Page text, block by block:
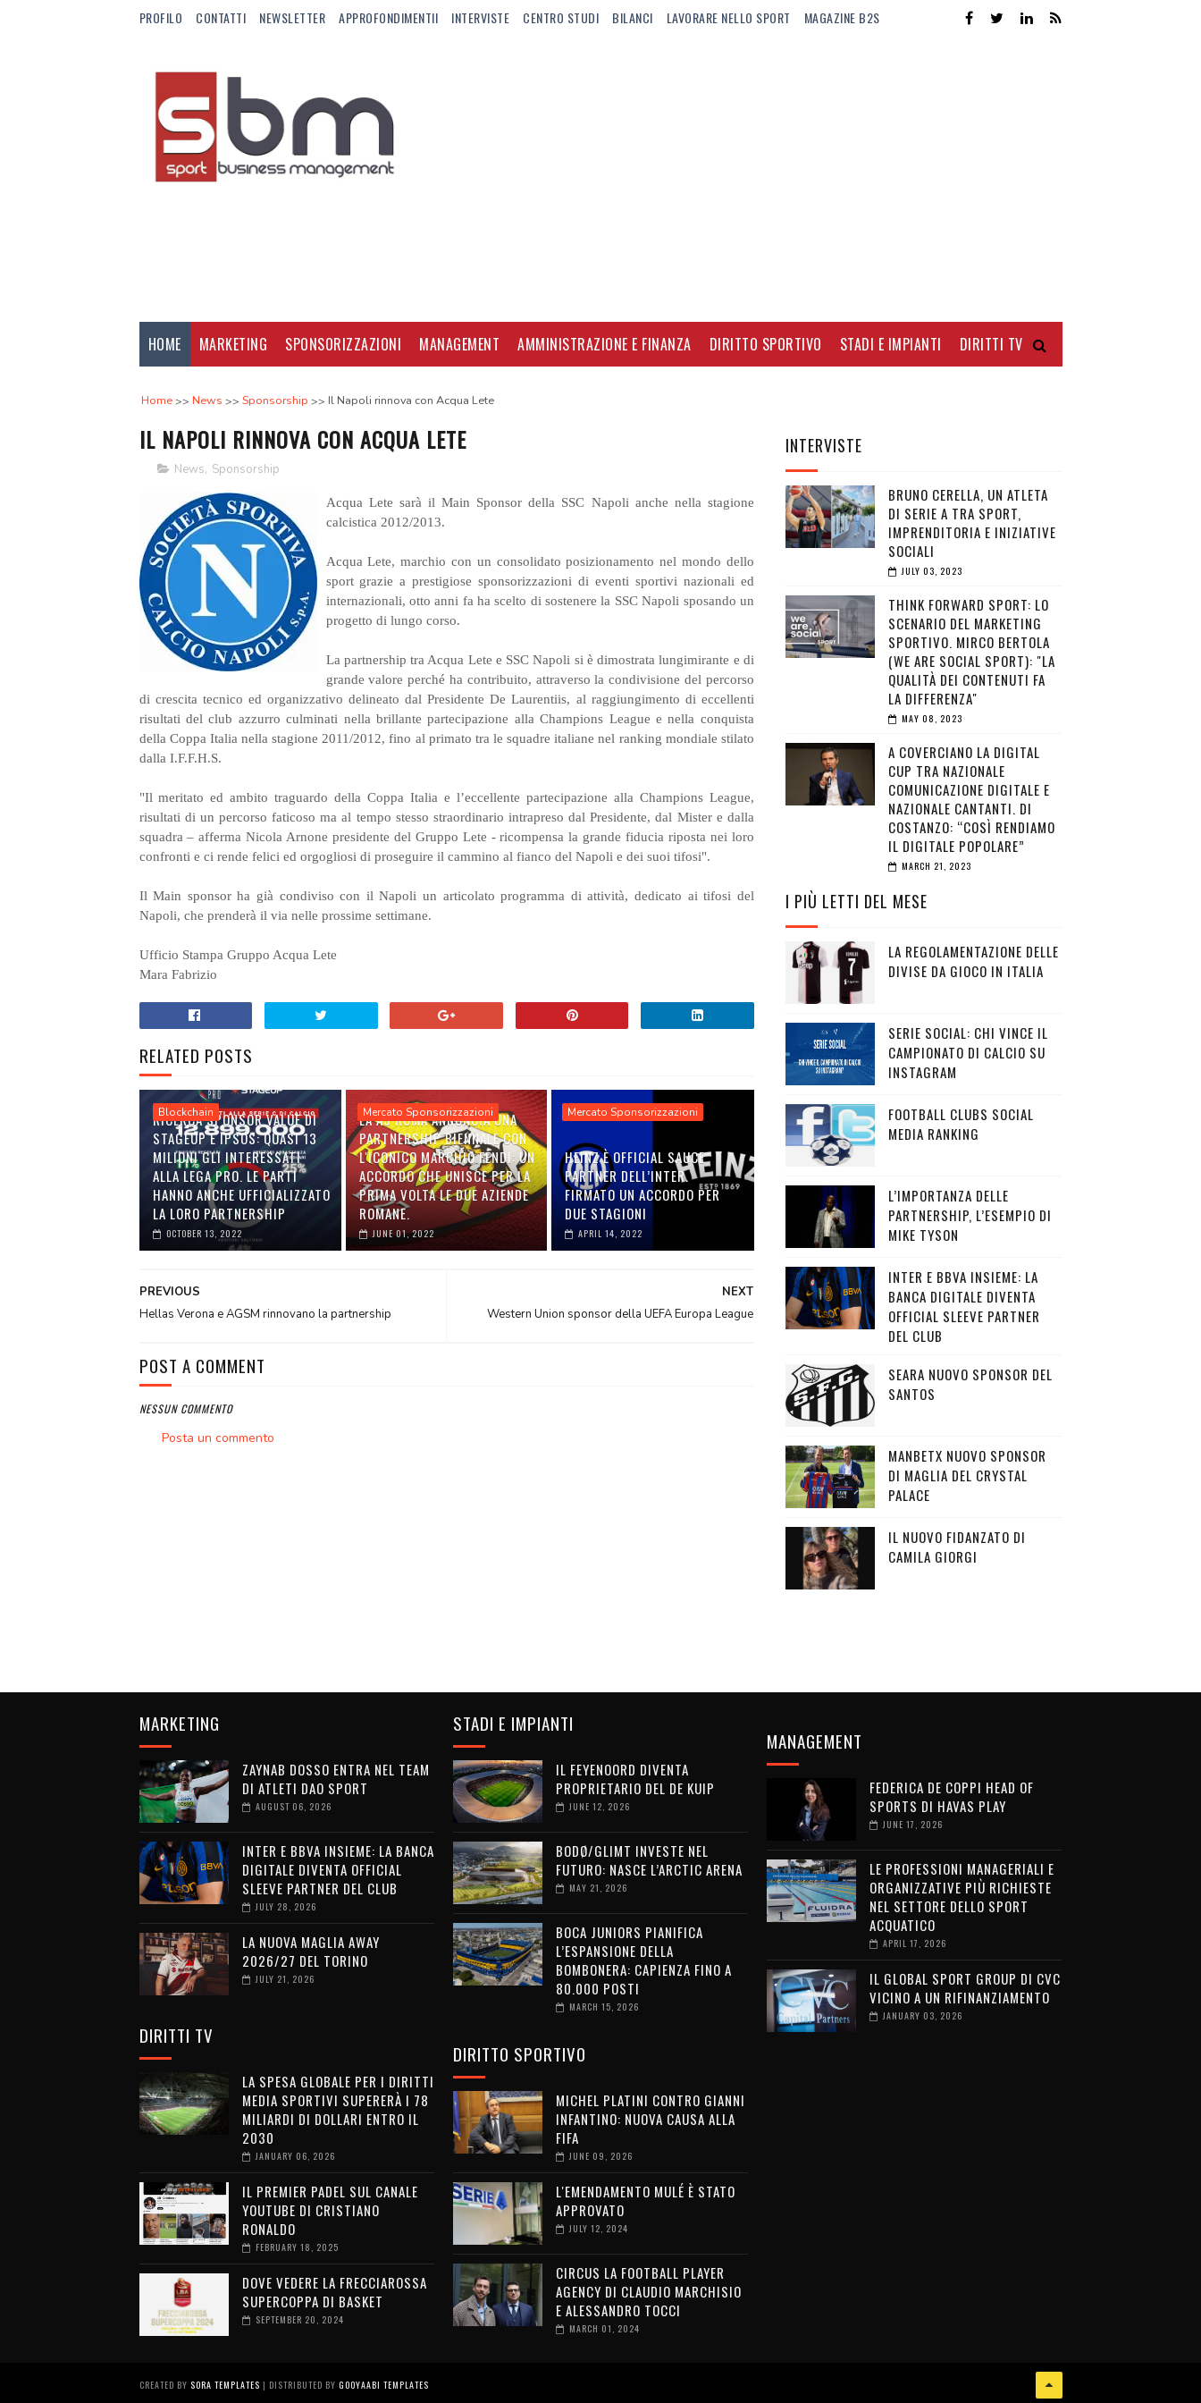
PROFILO CONTATTI NEWSLETTER APPROFONDIMENTII INTERVISTE CENTRO STUDI BILANCI LAVORARE NELLO SPORT MAGAZINE B2S
HOME MARKETING SPONSORIZZAZIONI MANAGEMENT AMMINISTRAZIONE E FINANZA DIRITTO SPORTIVO STADI E IMPIANTI DIRITTI TV
Home News Sponsorship Il Napoli rinnova con Acqua Lete
IL NAPOLI RINNOVA CON ACQUA LETE
News, Sponsorship
Acqua Lete sarà il Main Sponsor della SSC Napoli anche nella stagione
calcistica 2012/2013.
Acqua Lete, marchio con un consolidato posizionamento nel mondo dello
sport grazie a prestigiose sponsorizzazioni di eventi sportivi nazionali ed
internazionali, otto anni fa ha scelto di sostenere la SSC Napoli sposando un
progetto di lungo corso.
La partnership tra Acqua Lete e SSC Napoli si è dimostrata lungimirante e di
grande valore perché ha contribuito, attraverso la condivisione del percorso
di crescita tecnico ed organizzativo delineato dal Presidente De Laurentiis, al raggiungimento di eccellenti
risultati del club azzurro culminati nella brillante partecipazione alla Champions League e nella conquista
della Coppa Italia nella stagione 2011/2012, fino al primato tra le squadre italiane nel ranking mondiale stilato
dalla I.F.F.H.S.
"Il meritato ed ambito traguardo della Coppa Italia e l’eccellente partecipazione alla Champions League,
risultati di un percorso faticoso ma al tempo stesso straordinario intrapreso dal Presidente, dal Mister e dalla
squadra – afferma Nicola Arnone presidente del Gruppo Lete - ricompensa la grande fiducia riposta nei loro
confronti e ci rende felici ed orgogliosi di proseguire il cammino al fianco del Napoli e dei suoi tifosi".
Il Main sponsor ha già condiviso con il Napoli un articolato programma di attività, dedicato ai tifosi del
Napoli, che prenderà il via nelle prossime settimane.
Ufficio Stampa Gruppo Acqua Lete
Mara Fabrizio
RELATED POSTS
Blockchain
RICERCA SPONSOR VALUE DI
STAGEUP E IPSOS: QUASI 13
MILIONI GLI INTERESSATI
ALLA LEGA PRO. LE PARTI
HANNO ANCHE UFFICIALIZZATO
LA LORO PARTNERSHIP
OCTOBER 13, 2022
Mercato Sponsorizzazioni
LA AS ROMA ANNUNCIA UNA
PARTNERSHIP BIENNALE CON
L'ICONICO MARCHIO FENDI: UN
ACCORDO CHE UNISCE PER LA
PRIMA VOLTA LE DUE AZIENDE
ROMANE.
JUNE 01, 2022
Mercato Sponsorizzazioni
HEINZ È OFFICIAL SAUCE
PARTNER DELL’INTER.
FIRMATO UN ACCORDO PER
DUE STAGIONI
APRIL 14, 2022
NEXT
Western Union sponsor della UEFA Europa League
PREVIOUS
Hellas Verona e AGSM rinnovano la partnership
POST A COMMENT
NESSUN COMMENTO
Posta un commento
INTERVISTE
BRUNO CERELLA, UN ATLETA
DI SERIE A TRA SPORT,
IMPRENDITORIA E INIZIATIVE
SOCIALI
JULY 03, 2023
THINK FORWARD SPORT: LO
SCENARIO DEL MARKETING
SPORTIVO. MIRCO BERTOLA
(WE ARE SOCIAL SPORT): "LA
QUALITÀ DEI CONTENUTI FA
LA DIFFERENZA"
MAY 08, 2023
A COVERCIANO LA DIGITAL
CUP TRA NAZIONALE
COMUNICAZIONE DIGITALE E
NAZIONALE CANTANTI. DI
COSTANZO: “COSÌ RENDIAMO
IL DIGITALE POPOLARE”
MARCH 21, 2023
I PIÙ LETTI DEL MESE
LA REGOLAMENTAZIONE DELLE
DIVISE DA GIOCO IN ITALIA
SERIE SOCIAL: CHI VINCE IL
CAMPIONATO DI CALCIO SU
INSTAGRAM
FOOTBALL CLUBS SOCIAL
MEDIA RANKING
L’IMPORTANZA DELLE
PARTNERSHIP, L’ESEMPIO DI
MIKE TYSON
INTER E BBVA INSIEME: LA
BANCA DIGITALE DIVENTA
OFFICIAL SLEEVE PARTNER
DEL CLUB
SEARA NUOVO SPONSOR DEL
SANTOS
MANBETX NUOVO SPONSOR
DI MAGLIA DEL CRYSTAL
PALACE
IL NUOVO FIDANZATO DI
CAMILA GIORGI
MARKETING
ZAYNAB DOSSO ENTRA NEL TEAM
DI ATLETI DAO SPORT
AUGUST 06, 2026
INTER E BBVA INSIEME: LA BANCA
DIGITALE DIVENTA OFFICIAL
SLEEVE PARTNER DEL CLUB
JULY 28, 2026
LA NUOVA MAGLIA AWAY
2026/27 DEL TORINO
JULY 21, 2026
DIRITTI TV
LA SPESA GLOBALE PER I DIRITTI
MEDIA SPORTIVI SUPERERÀ I 78
MILIARDI DI DOLLARI ENTRO IL
2030
JANUARY 06, 2026
IL PREMIER PADEL SUL CANALE
YOUTUBE DI CRISTIANO
RONALDO
FEBRUARY 18, 2025
DOVE VEDERE LA FRECCIAROSSA
SUPERCOPPA DI BASKET
SEPTEMBER 20, 2024
STADI E IMPIANTI
IL FEYENOORD DIVENTA
PROPRIETARIO DEL DE KUIP
JUNE 12, 2026
BODØ/GLIMT INVESTE NEL
FUTURO: NASCE L’ARCTIC ARENA
MAY 21, 2026
BOCA JUNIORS PIANIFICA
L’ESPANSIONE DELLA
BOMBONERA: CAPIENZA FINO A
80.000 POSTI
MARCH 15, 2026
DIRITTO SPORTIVO
MICHEL PLATINI CONTRO GIANNI
INFANTINO: NUOVA CAUSA ALLA
FIFA
JUNE 09, 2026
L'EMENDAMENTO MULÉ È STATO
APPROVATO
JULY 12, 2024
CIRCUS LA FOOTBALL PLAYER
AGENCY DI CLAUDIO MARCHISIO
E ALESSANDRO TOCCI
MARCH 01, 2024
MANAGEMENT
FEDERICA DE COPPI HEAD OF
SPORTS DI HAVAS PLAY
JUNE 17, 2026
LE PROFESSIONI MANAGERIALI E
ORGANIZZATIVE PIÙ RICHIESTE
NEL SETTORE DELLO SPORT
ACQUATICO
APRIL 17, 2026
IL GLOBAL SPORT GROUP DI CVC
VICINO A UN RIFINANZIAMENTO
JANUARY 03, 2026
CREATED BY SORA TEMPLATES | DISTRIBUTED BY GOOYAABI TEMPLATES